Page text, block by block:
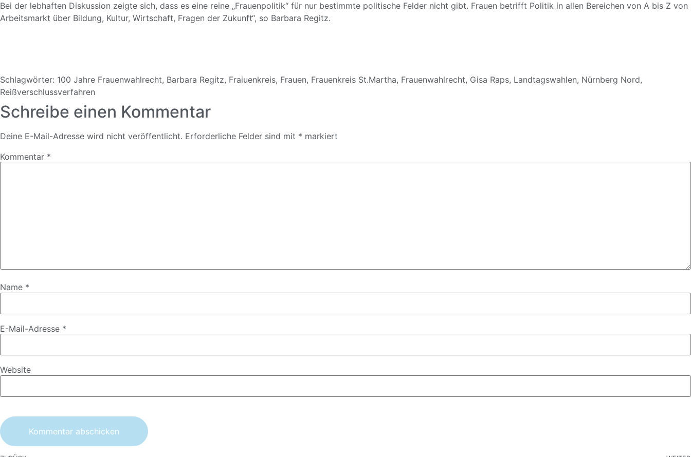
Bei der lebhaften Diskussion zeigte sich, dass es eine reine „Frauenpolitik“ für nur bestimmte politische Felder nicht gibt. Frauen betrifft Politik in allen Bereichen von A bis Z von
Arbeitsmarkt über Bildung, Kultur, Wirtschaft, Fragen der Zukunft“, so Barbara Regitz.
Schlagwörter: 100 Jahre Frauenwahlrecht, Barbara Regitz, Fraiuenkreis, Frauen, Frauenkreis St.Martha, Frauenwahlrecht, Gisa Raps, Landtagswahlen, Nürnberg Nord,
Reißverschlussverfahren
Schreibe einen Kommentar
Deine E-Mail-Adresse wird nicht veröffentlicht. Erforderliche Felder sind mit * markiert
Kommentar *
Name *
E-Mail-Adresse *
Website